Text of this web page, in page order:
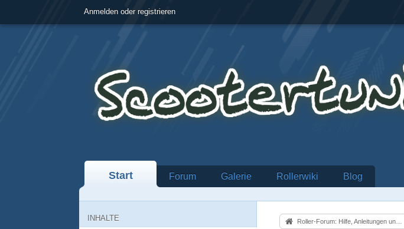
Anmelden oder registrieren
Start Forum Galerie Rollerwiki Blog
INHALTE
Roller-Forum: Hilfe, Anleitungen und alles über Motorroller